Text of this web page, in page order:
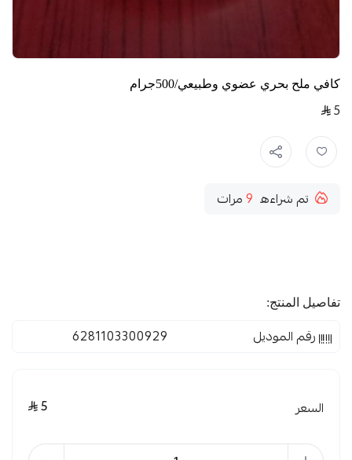
كافي ملح بحري عضوي وطبيعي/500جرام
5
تم شراءه 9مرات
تفاصيل المنتج:
رقم الموديل 6281103300929
السعر 5